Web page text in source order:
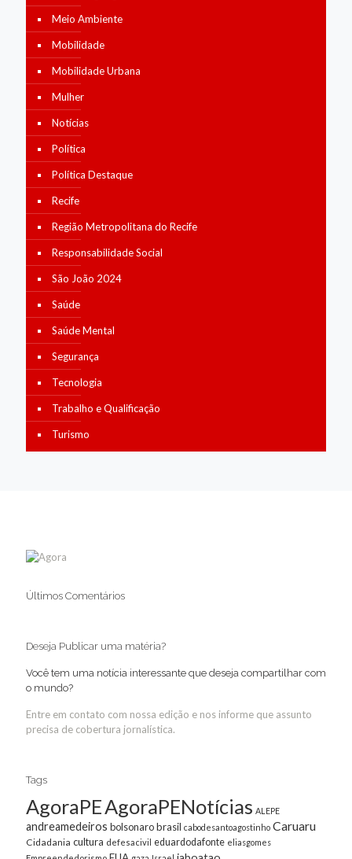
Meio Ambiente
Mobilidade
Mobilidade Urbana
Mulher
Notícias
Política
Política Destaque
Recife
Região Metropolitana do Recife
Responsabilidade Social
São João 2024
Saúde
Saúde Mental
Segurança
Tecnologia
Trabalho e Qualificação
Turismo
Últimos Comentários
Deseja Publicar uma matéria?
Você tem uma notícia interessante que deseja compartilhar com
o mundo?
Entre em contato com nossa edição e nos informe que assunto
precisa de cobertura jornalística.
Tags
AgoraPEAgoraPENotícias ALEPE
andreamedeiros bolsonarobrasil cabodesantoagostinho Caruaru
Cidadania cultura defesacivil eduardodafonte eliasgomes